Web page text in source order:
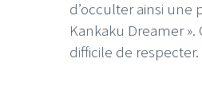
d’occulter ainsi une
Kankaku Dreamer
difficile de respecter.